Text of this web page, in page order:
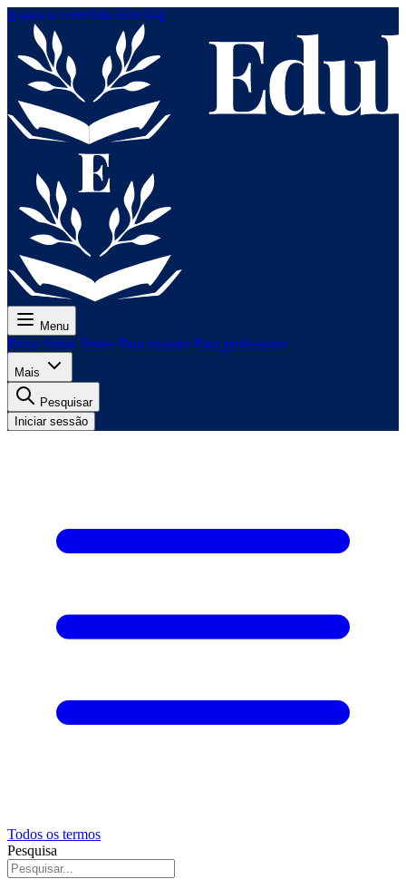
Ir para o conteúdo principal
Menu
Preço Aulas Testes Para exames Para professores
Mais
Pesquisar
Iniciar sessão
Todos os termos
Pesquisa